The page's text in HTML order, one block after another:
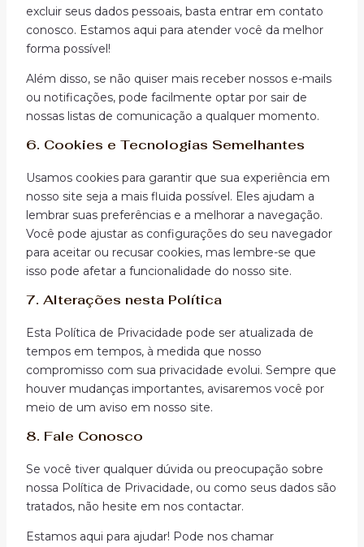
excluir seus dados pessoais, basta entrar em contato
conosco. Estamos aqui para atender você da melhor
forma possível!
Além disso, se não quiser mais receber nossos e-mails
ou notificações, pode facilmente optar por sair de
nossas listas de comunicação a qualquer momento.
6. Cookies e Tecnologias Semelhantes
Usamos cookies para garantir que sua experiência em
nosso site seja a mais fluida possível. Eles ajudam a
lembrar suas preferências e a melhorar a navegação.
Você pode ajustar as configurações do seu navegador
para aceitar ou recusar cookies, mas lembre-se que
isso pode afetar a funcionalidade do nosso site.
7. Alterações nesta Política
Esta Política de Privacidade pode ser atualizada de
tempos em tempos, à medida que nosso
compromisso com sua privacidade evolui. Sempre que
houver mudanças importantes, avisaremos você por
meio de um aviso em nosso site.
8. Fale Conosco
Se você tiver qualquer dúvida ou preocupação sobre
nossa Política de Privacidade, ou como seus dados são
tratados, não hesite em nos contactar.
Estamos aqui para ajudar! Pode nos chamar